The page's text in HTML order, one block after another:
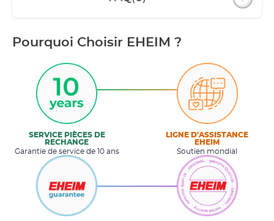
Pourquoi Choisir EHEIM ?
SERVICE PIÈCES DE
RECHANGE
Garantie de service de 10 ans
LIGNE D'ASSISTANCE
EHEIM
Soutien mondial